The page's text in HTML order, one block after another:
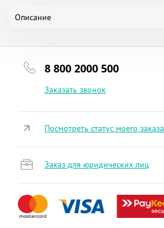
Описание
8 800 2000 500
Заказать звонок
Посмотреть статус моего заказа
Заказ для юридических лиц